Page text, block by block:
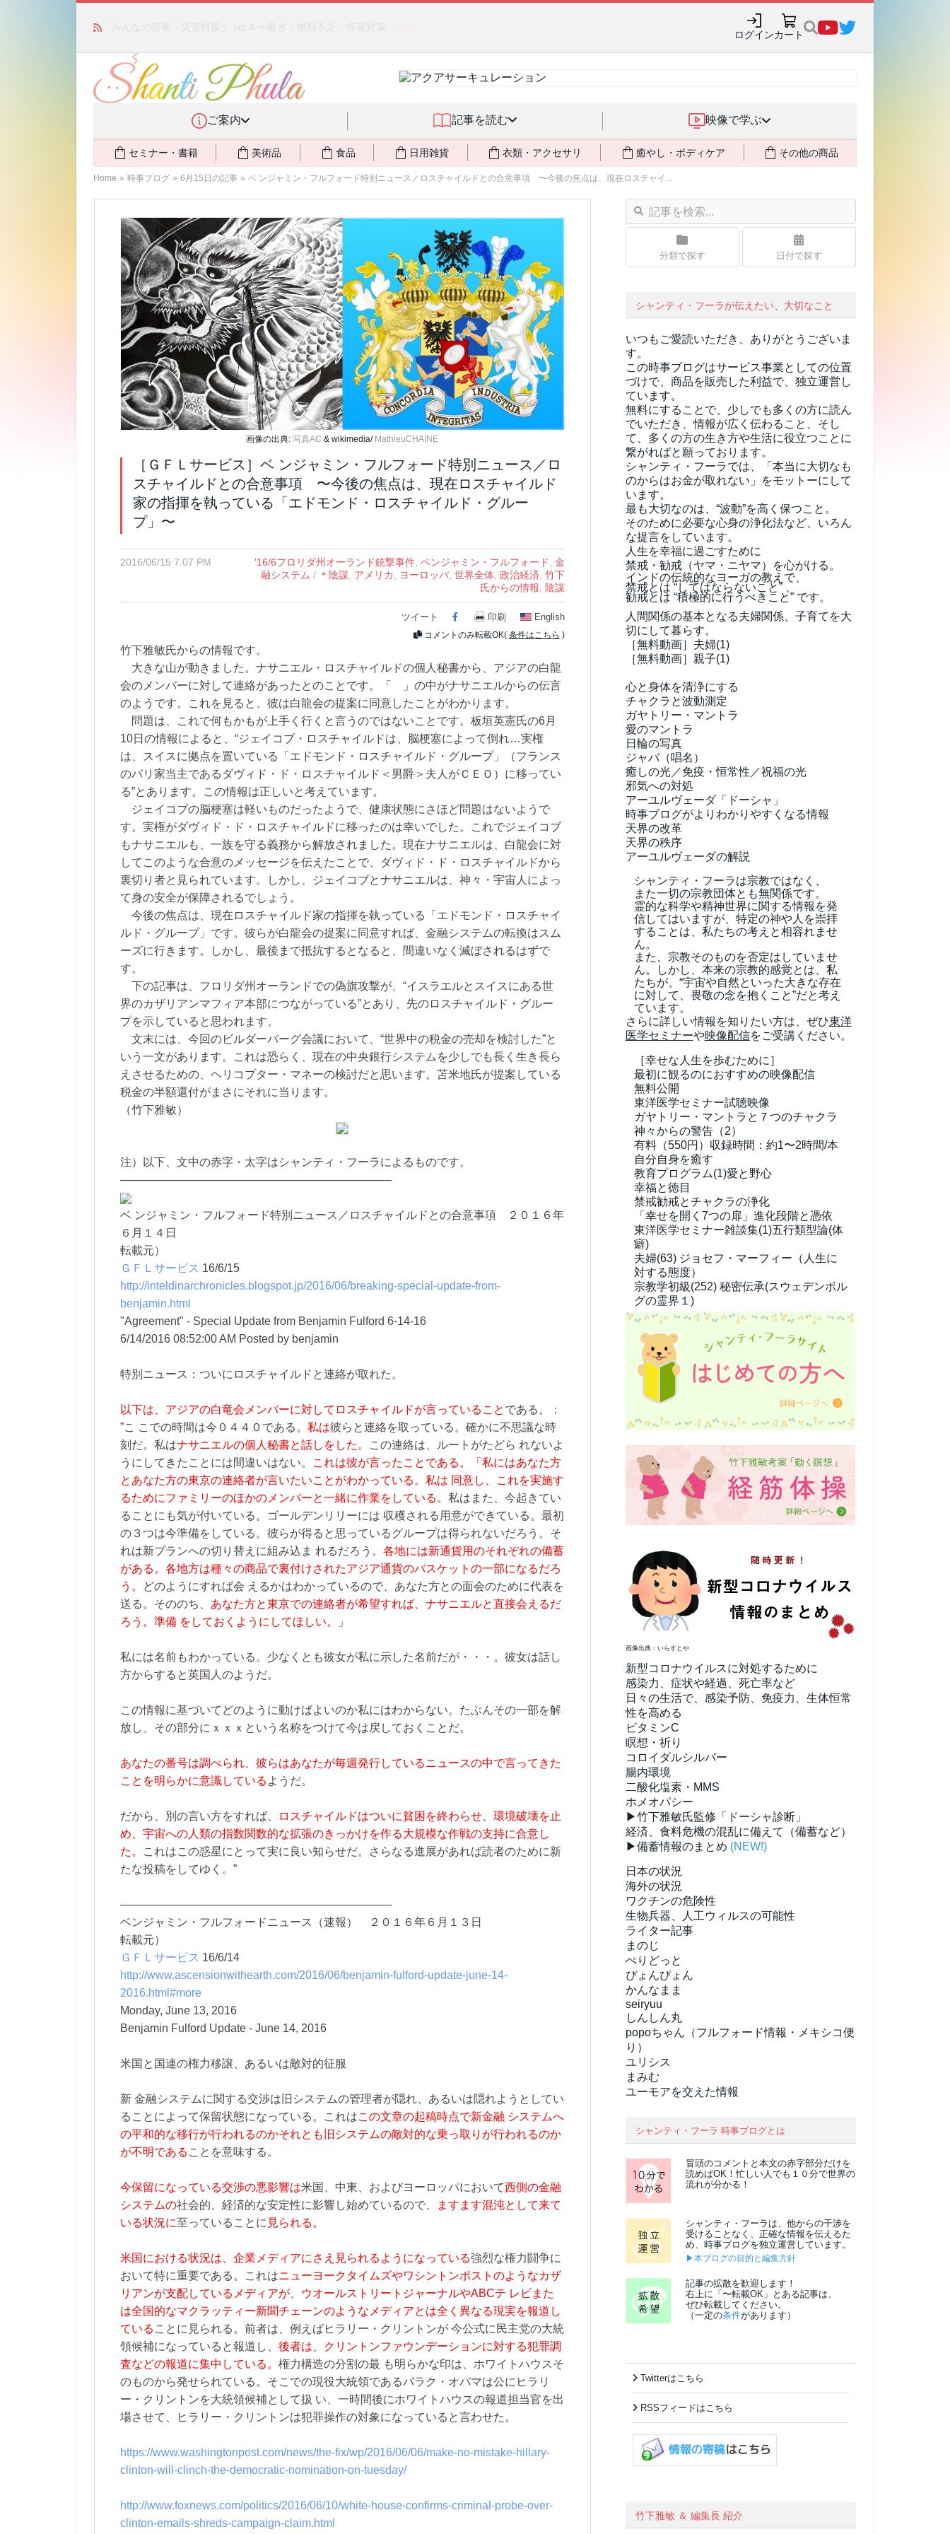
ログインカート
ご案内 記事を読む 映像で学ぶ
セミナー・書籍 美術品 食品 日用雑貨 衣類・アクセサリ 癒やし・ボディケア その他の商品
Home » 時事ブログ » 6月15日の記事 » ベ ンジャミン・フルフォード特別ニュース／ロスチャイルドとの合意事項 〜今後の焦点は、現在ロスチャイ...
画像の出典:写真AC & wikimedia/ MathieuCHAINE
［ＧＦＬサービス］ベ ンジャミン・フルフォード特別ニュース／ロ
スチャイルドとの合意事項 〜今後の焦点は、現在ロスチャイルド
家の指揮を執っている「エドモンド・ロスチャイルド・グルー
プ」〜
2016/06/15 7:07 PM '16/6フロリダ州オーランド銃撃事件, ベンジャミン・フルフォード
金
融システム / ＊陰謀, アメリカ ヨーロッパ, 世界全体, 政治経済 竹下
氏からの情報
陰謀
ツイート Facebook
印刷 English
コメントのみ転載OK( 条件はこちら )
竹下雅敏氏からの情報です。
大きな山が動きました。ナサニエル・ロスチャイルドの個人秘書から、アジアの白龍
会のメンバーに対して連絡があったとのことです。「 」の中がナサニエルからの伝言
のようです。これを見ると、彼は白龍会の提案に同意したことがわかります。
問題は、これで何もかもが上手く行くと言うのではないことです。板垣英憲氏の6月
10日の情報によると、“ジェイコブ・ロスチャイルドは、脳梗塞によって倒れ…実権
は、スイスに拠点を置いている「エドモンド・ロスチャイルド・グループ」（フランス
のパリ家当主であるダヴィド・ド・ロスチャイルド＜男爵＞夫人がＣＥＯ）に移ってい
る”とあります。この情報は正しいと考えています。
ジェイコブの脳梗塞は軽いものだったようで、健康状態にさほど問題はないようで
す。実権がダヴィド・ド・ロスチャイルドに移ったのは幸いでした。これでジェイコブ
もナサニエルも、一族を守る義務から解放されました。現在ナサニエルは、白龍会に対
してこのような合意のメッセージを伝えたことで、ダヴィド・ド・ロスチャイルドから
裏切り者と見られています。しかし、ジェイコブとナサニエルは、神々・宇宙人によっ
て身の安全が保障されるでしょう。
今後の焦点は、現在ロスチャイルド家の指揮を執っている「エドモンド・ロスチャイ
ルド・グループ」です。彼らが白龍会の提案に同意すれば、金融システムの転換はスム
ーズに行きます。しかし、最後まで抵抗するとなると、間違いなく滅ぼされるはずで
す。
下の記事は、フロリダ州オーランドでの偽旗攻撃が、“イスラエルとスイスにある世
界のカザリアンマフィア本部につながっている”とあり、先のロスチャイルド・グルー
プを示していると思われます。
文末には、今回のビルダーバーグ会議において、“世界中の税金の売却を検討した”と
いう一文があります。これは恐らく、現在の中央銀行システムを少しでも長く生き長ら
えさせるための、ヘリコプター・マネーの検討だと思います。苫米地氏が提案している
税金の半額還付がまさにそれに当ります。
（竹下雅敏）
注）以下、文中の赤字・太字はシャンティ・フーラによるものです。
――――――――――――――――――――――――
ベ ンジャミン・フルフォード特別ニュース／ロスチャイルドとの合意事項 ２０１６年
６月１４日
転載元）
ＧＦＬサービス 16/6/15
http://inteldinarchronicles.blogspot.jp/2016/06/breaking-special-update-from-
benjamin.html
"Agreement" - Special Update from Benjamin Fulford 6-14-16
6/14/2016 08:52:00 AM Posted by benjamin
特別ニュース：ついにロスチャイルドと連絡が取れた。
以下は、アジアの白竜会メンバーに対してロスチャイルドが言っていること である。：
”こ こでの時間は今０４４０である。 私は彼らと連絡を取っている。確かに不思議な時
刻だ。私はナサニエルの個人秘書と話しをした。
この連絡は、ルートがたどら れないよ
うにしてきたことには間違いはない。
これは彼が言ったことである。「私にはあなた方
とあなた方の東京の連絡者が言いたいことがわかっている。私は 同意し、これを実施す
るためにファミリーのほかのメンバーと一緒に作業をしている。 私はまた、今起きてい
ることにも気が付いている。ゴールデンリリーには 収穫される用意ができている。最初
の３つは今準備をしている。彼らが得ると思っているグループは得られないだろう。そ
れは新プランへの切り替えに組み込ま れるだろう。 各地には新通貨用のそれぞれの備蓄
がある。各地方は種々の商品で裏付けされたアジア通貨のバスケットの一部になるだろ
う。
どのようにすれば会 えるかはわかっているので、あなた方との面会のために代表を
送る。そののち、 あなた方と東京での連絡者が希望すれば、ナサニエルと直接会えるだ
ろう。準備 をしておくようにしてほしい。
」
私には名前もわかっている。少なくとも彼女が私に示した名前だが・・・。彼女は話し
方からすると英国人のようだ。
この情報に基づいてどのように動けばよいのか私にはわからない。たぶんその一部を解
放し、その部分にｘｘｘという名称をつけて今は戻しておくことだ。
あなたの番号は調べられ、彼らはあなたが毎週発行しているニュースの中で言ってきた
ことを明らかに意識している ようだ。
だから、別の言い方をすれば、
ロスチャイルドはついに貧困を終わらせ、環境破壊を止
め、宇宙への人類の指数関数的な拡張のきっかけを作る大規模な作戦の支持に合意し
た。
これはこの惑星にとって実に良い知らせだ。さらなる進展があれば読者のために新
たな投稿をしてゆく。”
――――――――――――――――――――――――
ベンジャミン・フルフォードニュース（速報） ２０１６年６月１３日
転載元）
ＧＦＬサービス 16/6/14
http://www.ascensionwithearth.com/2016/06/benjamin-fulford-update-june-14-
2016.html#more
Monday, June 13, 2016
Benjamin Fulford Update - June 14, 2016
米国と国連の権力移譲、あるいは敵対的征服
新 金融システムに関する交渉は旧システムの管理者が隠れ、あるいは隠れようとしてい
ることによって保留状態になっている。これはこの文章の起稿時点で新金融 システムへ
の平和的な移行が行われるのかそれとも旧システムの敵対的な乗っ取りが行われるのか
が不明である ことを意味する。
今保留になっている交渉の悪影響は米国、中東、およびヨーロッパにおいて西側の金融
システムの社会的、経済的な安定性に影響し始めているので、
ますます混沌として来て
いる状況に至っていることに 見られる。
米国における状況は、企業メディアにさえ見られるようになっている強烈な権力闘争に
おいて特に重要である。これはニューヨークタイムズやワシントンポストのようなカザ
リアンが支配しているメディアが、ウオールストリートジャーナルやABCテ レビまた
は全国的なマクラッティー新聞チェーンのようなメディアとは全く異なる現実を報道し
ている ことに見られる。前者は、例えばヒラリー・クリントンが 今公式に民主党の大統
領候補になっていると報道し、 後者は、クリントンファウンデーションに対する犯罪調
査などの報道に集中している。 権力構造の分割の最 も明らかな印は、ホワイトハウスそ
のものから発せられている。そこでの現役大統領であるバラク・オバマは公にヒラリ
ー・クリントンを大統領候補として扱 い、一時間後にホワイトハウスの報道担当官を出
場させて、ヒラリー・クリントンは犯罪操作の対象になっていると言わせた。
https://www.washingtonpost.com/news/the-fix/wp/2016/06/06/make-no-mistake-hillary-
clinton-will-clinch-the-democratic-nomination-on-tuesday/
http://www.foxnews.com/politics/2016/06/10/white-house-confirms-criminal-probe-over-
clinton-emails-shreds-campaign-claim.html
分類で探す 日付で探す
シャンティ・フーラが伝えたい、大切なこと
いつもご愛読いただき、ありがとうございま
す。
この時事ブログはサービス事業としての位置
づけで、商品を販売した利益で、独立運営し
ています。
無料にすることで、少しでも多くの方に読ん
でいただき、情報が広く伝わること、そし
て、 多くの方の生き方や生活に役立つことに
繋がればと願っております。
シャンティ・フーラでは、「本当に大切なも
のからはお金が取れない」をモットーにして
います。
最も大切なのは、“波動”を高く保つこと。
そのために必要な心身の浄化法など、いろん
な提言をしています。
人生を幸福に過ごすために
禁戒・勧戒（ヤマ・ニヤマ）を心がける。
インドの伝統的なヨーガの教えで、
禁戒とは “してはならないこと” 、
勧戒とは “積極的に行うべきこと” です。
人間関係の基本となる夫婦関係、子育てを大
切にして暮らす。
［無料動画］夫婦(1)
［無料動画］親子(1)
心と身体を清浄にする
チャクラと波動測定
ガヤトリー・マントラ
愛のマントラ
日輪の写真
ジャパ（唱名）
癒しの光／免疫・恒常性／祝福の光
邪気への対処
アーユルヴェーダ「ドーシャ」
時事ブログがよりわかりやすくなる情報
天界の改革
天界の秩序
アーユルヴェーダの解説
シャンティ・フーラは宗教ではなく、
また一切の宗教団体とも無関係です。
霊的な科学や精神世界に関する情報を発
信してはいますが、特定の神や人を崇拝
することは、私たちの考えと相容れませ
ん。
また、宗教そのものを否定はしていませ
ん。しかし、本来の宗教的感覚とは、私
たちが、“宇宙や自然といった大きな存在
に対して、畏敬の念を抱くこと”だと考え
ています。
さらに詳しい情報を知りたい方は、ぜひ東洋
医学セミナーや映像配信をご受講ください。
［幸せな人生を歩むために］
最初に観るのにおすすめの映像配信
無料公開
東洋医学セミナー試聴映像
ガヤトリー・マントラと７つのチャクラ
神々からの警告（2）
有料（550円） 収録時間：約1〜2時間/本
自分自身を癒す
教育プログラム(1)愛と野心
幸福と徳目
禁戒勧戒とチャクラの浄化
「幸せを開く7つの扉」進化段階と憑依
東洋医学セミナー雑談集(1)五行類型論(体
癖)
夫婦(63) ジョセフ・マーフィー（人生に
対する態度）
宗教学初級(252) 秘密伝承(スウェデンボル
グの霊界１)
画像出典：いらすとや
新型コロナウイルスに対処するために
感染力、症状や経過、死亡率など
日々の生活で、感染予防、免疫力、生体恒常
性を高める
ビタミンC
瞑想・祈り
コロイダルシルバー
腸内環境
二酸化塩素・MMS
ホメオパシー
▶竹下雅敏氏監修「ドーシャ診断」
経済、食料危機の混乱に備えて（備蓄など）
▶備蓄情報のまとめ (NEW!)
日本の状況
海外の状況
ワクチンの危険性
生物兵器、人工ウィルスの可能性
ライター記事
まのじ
ぺりどっと
ぴょんぴょん
かんなまま
seiryuu
しんしん丸
popoちゃん（フルフォード情報・メキシコ便
り）
ユリシス
まみむ
ユーモアを交えた情報
シャンティ・フーラ 時事ブログとは
冒頭のコメントと本文の赤字部分だけを
読めばOK！忙しい人でも１０分で世界の
流れが分かる！
シャンティ・フーラは、他からの干渉を
受けることなく、正確な情報を伝えるた
め、時事ブログを独立運営しています。
▶本ブログの目的と編集方針
記事の拡散を歓迎します！
右上に「〜転載OK」とある記事は、
ぜひ転載してください。
（一定の条件があります）
Twitterはこちら
RSSフィードはこちら
竹下雅敏 ＆ 編集長 紹介